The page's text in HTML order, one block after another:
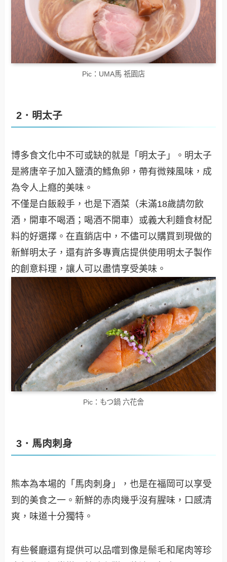
Pic：UMA馬 祇園店
2．明太子
博多食文化中不可或缺的就是「明太子」。明太子
是將唐辛子加入鹽漬的鱈魚卵，帶有微辣風味，成
為令人上癮的美味。
不僅是白飯殺手，也是下酒菜（未滿18歲請勿飲
酒，開車不喝酒；喝酒不開車）或義大利麵食材配
料的好選擇。在直銷店中，不儘可以購買到現做的
新鮮明太子，還有許多專賣店提供使用明太子製作
的創意料理，讓人可以盡情享受美味。
Pic：もつ鍋 六花舎
3．馬肉刺身
熊本為本場的「馬肉刺身」，也是在福岡可以享受
到的美食之一。新鮮的赤肉幾乎沒有腥味，口感清
爽，味道十分獨特。
有些餐廳還有提供可以品嚐到像是鬃毛和尾肉等珍